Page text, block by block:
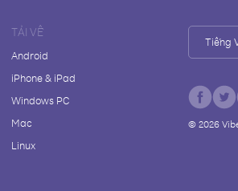
TẢI VỀ
Android
iPhone & iPad
Windows PC
Mac
Linux
Tiếng
© 2026